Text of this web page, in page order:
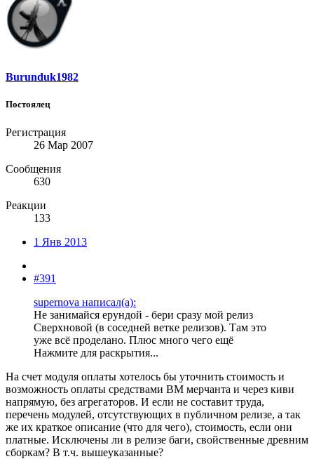
Burunduk1982
Постоялец
Регистрация
26 Мар 2007
Сообщения
630
Реакции
133
1 Янв 2013
#391
supernova написал(а):
Не занимайся ерундой - бери сразу мой релиз
Сверхновой (в соседней ветке релизов). Там это
уже всё проделано. Плюс много чего ещё
Нажмите для раскрытия...
На счет модуля оплаты хотелось бы уточнить стоимость и
возможность оплаты средствами ВМ мерчанта и через киви
напрямую, без агрегаторов. И если не составит труда,
перечень модулей, отсутствующих в публичном релизе, а так
же их краткое описание (что для чего), стоимость, если они
платные. Исключены ли в релизе баги, свойственные древним
сборкам? В т.ч. вышеуказанные?